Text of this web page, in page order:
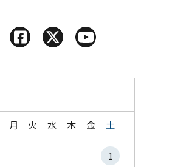
月 火 水 木 金 土
1